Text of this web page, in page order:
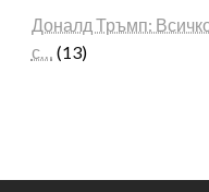
Доналд Тръмп:
с… (13)